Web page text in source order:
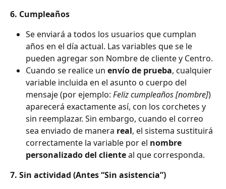
6. Cumpleaños
Se enviará a todos los usuarios que cumplan
años en el día actual. Las variables que se le
pueden agregar son Nombre de cliente y Centro.
Cuando se realice un envío de prueba, cualquier
variable incluida en el asunto o cuerpo del
mensaje (por ejemplo: Feliz cumpleaños [nombre])
aparecerá exactamente así, con los corchetes y
sin reemplazar. Sin embargo, cuando el correo
sea enviado de manera real, el sistema sustituirá
correctamente la variable por el nombre
personalizado del cliente al que corresponda.
7. Sin actividad (Antes “Sin asistencia”)